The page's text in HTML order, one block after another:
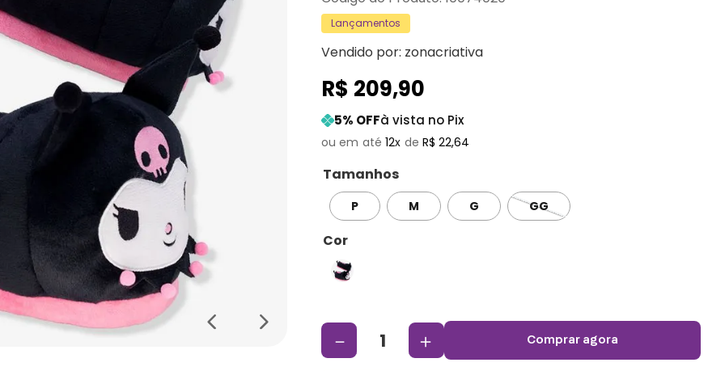
Lançamentos
Vendido por: zonacriativa
R$ 209,90
5% OFFà vista no Pix
12 R$ 22,64
Tamanhos
P M G GG
Cor
＋
－ comprar agora